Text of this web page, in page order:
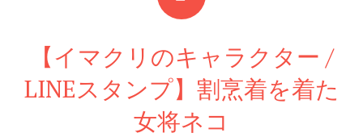
【イマクリのキャラクター /
LINEスタンプ】割烹着を着た
女将ネコ